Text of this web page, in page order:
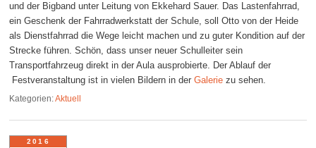
und der Bigband unter Leitung von Ekkehard Sauer. Das Lastenfahrrad,
ein Geschenk der Fahrradwerkstatt der Schule, soll Otto von der Heide
als Dienstfahrrad die Wege leicht machen und zu guter Kondition auf der
Strecke führen. Schön, dass unser neuer Schulleiter sein
Transportfahrzeug direkt in der Aula ausprobierte. Der Ablauf der
Festveranstaltung ist in vielen Bildern in derGaleriezu sehen.
Kategorien:Aktuell
2016